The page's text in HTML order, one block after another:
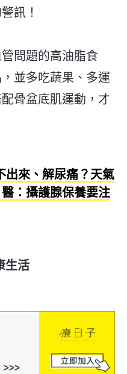
訊！
問題的高油脂食
並多吃蔬果、多運
骨盆底肌運動，才
出來、解尿痛？天氣
：攝護腺保養要注
生活